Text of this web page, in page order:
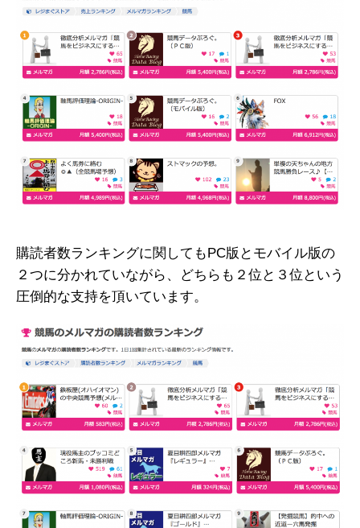
購読者数ランキングに関してもPC版とモバイル版の
２つに分かれていながら、どちらも２位と３位という
圧倒的な支持を頂いています。